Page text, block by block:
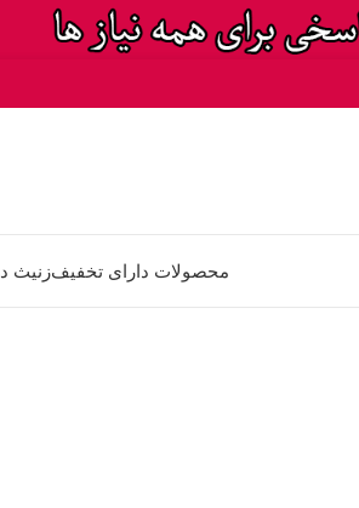
محصولات دارای تخفیفزنیث